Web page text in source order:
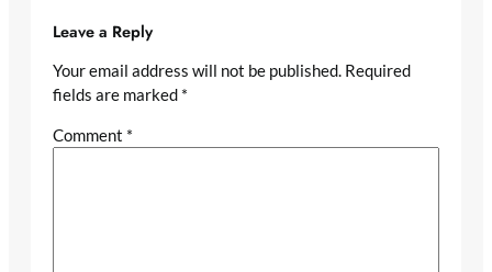
Leave a Reply
Your email address will not be published. Required
fields are marked *
Comment *